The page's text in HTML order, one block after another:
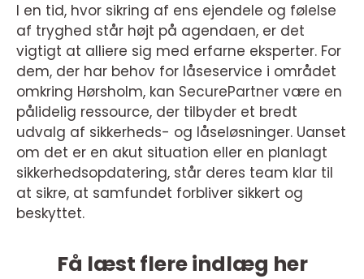
I en tid, hvor sikring af ens ejendele og følelse
af tryghed står højt på agendaen, er det
vigtigt at alliere sig med erfarne eksperter. For
dem, der har behov for låseservice i området
omkring Hørsholm, kan SecurePartner være en
pålidelig ressource, der tilbyder et bredt
udvalg af sikkerheds- og låseløsninger. Uanset
om det er en akut situation eller en planlagt
sikkerhedsopdatering, står deres team klar til
at sikre, at samfundet forbliver sikkert og
beskyttet.
Få læst flere indlæg her